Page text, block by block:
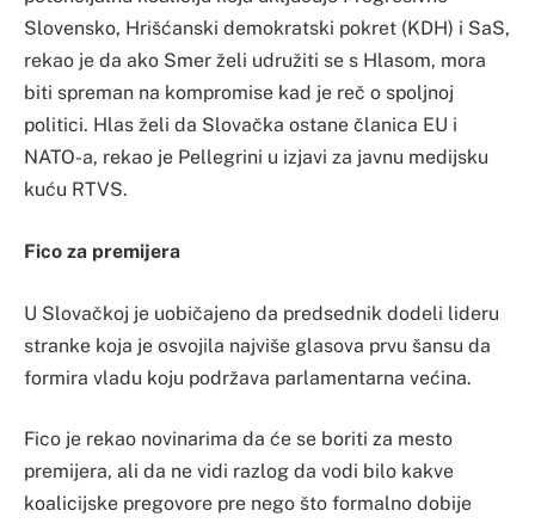
Slovensko, Hrišćanski demokratski pokret (KDH) i SaS,
rekao je da ako Smer želi udružiti se s Hlasom, mora
biti spreman na kompromise kad je reč o spoljnoj
politici. Hlas želi da Slovačka ostane članica EU i
NATO-a, rekao je Pellegrini u izjavi za javnu medijsku
kuću RTVS.
Fico za premijera
U Slovačkoj je uobičajeno da predsednik dodeli lideru
stranke koja je osvojila najviše glasova prvu šansu da
formira vladu koju podržava parlamentarna većina.
Fico je rekao novinarima da će se boriti za mesto
premijera, ali da ne vidi razlog da vodi bilo kakve
koalicijske pregovore pre nego što formalno dobije